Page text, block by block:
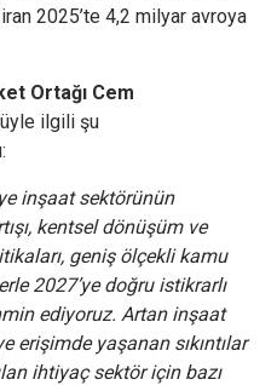
2025’te 4,2 milyar avroya
Ortağı Cem
ilgili şu
inşaat sektörünün
kentsel dönüşüm ve
geniş ölçekli kamu
2027’ye doğru istikrarlı
ediyoruz. Artan inşaat
erişimde yaşanan sıkıntılar
ihtiyaç sektör için bazı